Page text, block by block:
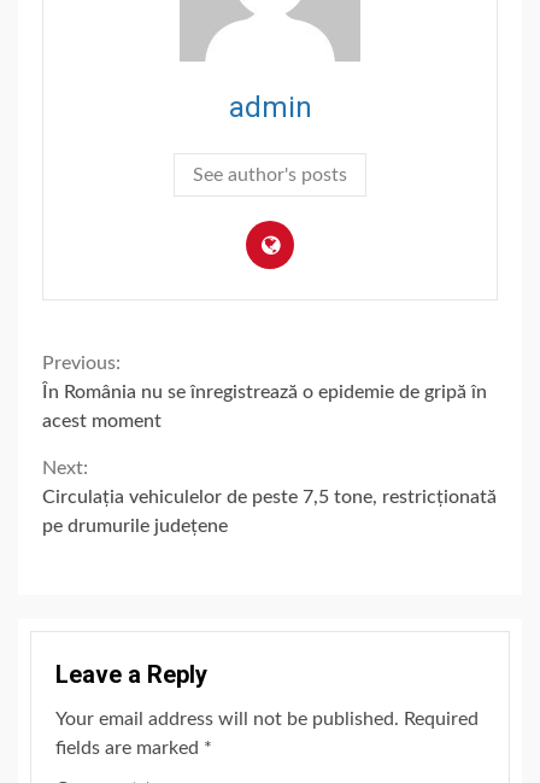
admin
See author's posts
Continue
Reading
Previous:
În România nu se înregistrează o epidemie de gripă în
acest moment
Next:
Circulația vehiculelor de peste 7,5 tone, restricționată
pe drumurile județene
Leave a Reply
Your email address will not be published. Required
fields are marked *